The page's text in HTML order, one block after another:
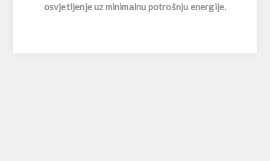
osvjetljenje uz minimalnu potrošnju energije.